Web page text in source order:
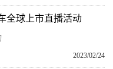
全球上市直播活动
2023/02/24